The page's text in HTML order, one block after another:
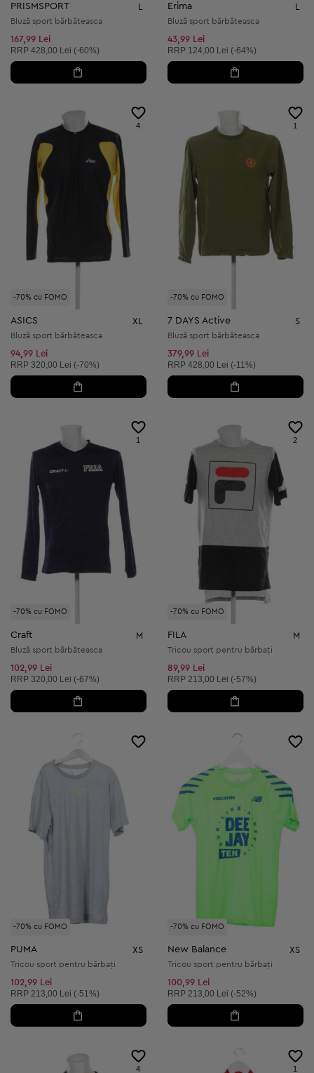
PRISMSPORT L
Bluză sport bărbăteasca
167,99 Lei
Preț recomandat:
RRP 428,00 Lei (-60%)
Erima L
Bluză sport bărbăteasca
43,99 Lei
Preț recomandat:
RRP 124,00 Lei (-64%)
-70% cu FOMO
4
ASICS XL
Bluză sport bărbăteasca
94,99 Lei
Preț recomandat:
RRP 320,00 Lei (-70%)
-70% cu FOMO
1
7 DAYS Active S
Bluză sport bărbăteasca
379,99 Lei
Preț recomandat:
RRP 428,00 Lei (-11%)
-70% cu FOMO
1
Craft M
Bluză sport bărbăteasca
102,99 Lei
Preț recomandat:
RRP 320,00 Lei (-67%)
-70% cu FOMO
2
FILA M
Tricou sport pentru bărbați
89,99 Lei
Preț recomandat:
RRP 213,00 Lei (-57%)
-70% cu FOMO
PUMA XS
Tricou sport pentru bărbați
102,99 Lei
Preț recomandat:
RRP 213,00 Lei (-51%)
-70% cu FOMO
New Balance XS
Tricou sport pentru bărbați
100,99 Lei
Preț recomandat:
RRP 213,00 Lei (-52%)
4 1